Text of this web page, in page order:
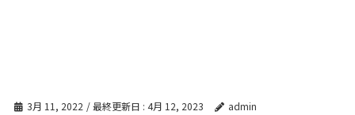
3月 11, 2022 / 最終更新日 : 4月 12, 2023 admin